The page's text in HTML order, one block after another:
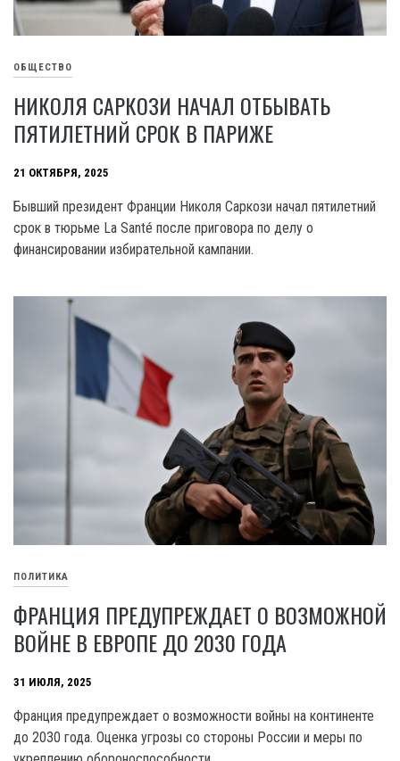
ОБЩЕСТВО
НИКОЛЯ САРКОЗИ НАЧАЛ ОТБЫВАТЬ
ПЯТИЛЕТНИЙ СРОК В ПАРИЖЕ
21 ОКТЯБРЯ, 2025
Бывший президент Франции Николя Саркози начал пятилетний
срок в тюрьме La Santé после приговора по делу о
финансировании избирательной кампании.
ПОЛИТИКА
ФРАНЦИЯ ПРЕДУПРЕЖДАЕТ О ВОЗМОЖНОЙ
ВОЙНЕ В ЕВРОПЕ ДО 2030 ГОДА
31 ИЮЛЯ, 2025
Франция предупреждает о возможности войны на континенте
до 2030 года. Оценка угрозы со стороны России и меры по